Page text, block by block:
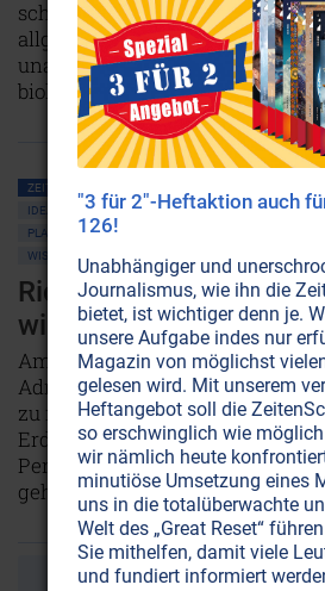
schockierend: Über
allgegenwärtigen technischen
unaufhörlich durch unsere
biologischen Systeme gejagt.
ZEITENSCHRIFT NR. 1, S.13
IDEALE WELTEN • GARTEN EDEN
UFOS
PLANET ERDE • UMWELTSCHUTZ
WISSENSCHAFT UND ETHIK
Richard E. Byrd:
wie ein Mammut!"
Am 19. Februar 1947 hatte der
Admiral Richard Evelyn Byrd
zu fliegen. Stattdessen landete
Erde. Lesen Sie hier sein
Pentagon seit Jahrzehnten
gehalten wird.
NICHT ONLINE VERFÜGBAR
Erste Vorherige
"3 für 2"-Heftaktion auch
126!
Unabhängiger und
Journalismus, wie ihn die
bietet, ist wichtiger denn je.
unsere Aufgabe indes nur
Magazin von möglichst
gelesen wird. Mit unserem
Heftangebot soll die
so erschwinglich wie
wir nämlich heute
minutiöse Umsetzung eines
uns in die totalüberwachte
Welt des „Great Reset“
Sie mithelfen, damit viele
und fundiert informiert